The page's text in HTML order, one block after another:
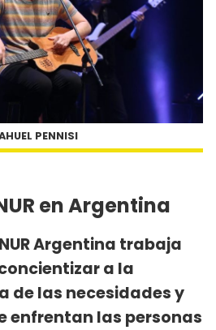
PENNISI
en Argentina
Argentina trabaja
a la
de las necesidades y
enfrentan las personas